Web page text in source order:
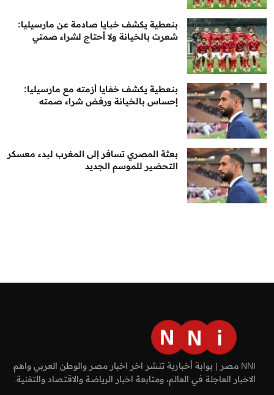
بنعطية يكشف خبايا صادمة عن مارسيليا:
شعرت بالخيانة ولا أحتاج لشراء صمتي
بنعطية يكشف خفايا أزمته مع مارسيليا:
إحساس بالخيانة ورفض شراء صمته
بعثة المصري تسافر إلى المغرب لبدء معسكر
التحضير للموسم الجديد
NNI مصر | بوابة أخبارية تنشر اخر اخبار مصر والوطن العربي واهم
الاخبار العاجلة في العالم، ومتابعة اخبار الرياضة والاقتصاد والتقنية.